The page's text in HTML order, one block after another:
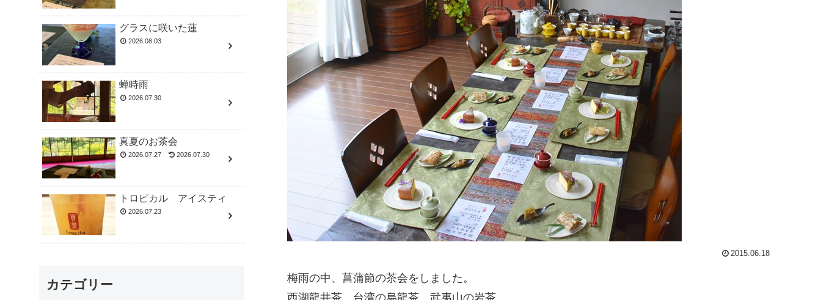
2015.06.18
梅雨の中、菖蒲節の茶会をしました。
西湖龍井茶、台湾の烏龍茶、武夷山の岩茶
グラスに咲いた蓮
2026.08.03
蝉時雨
2026.07.30
真夏のお茶会
2026.07.27 2026.07.30
トロピカル アイスティ
2026.07.23
カテゴリー